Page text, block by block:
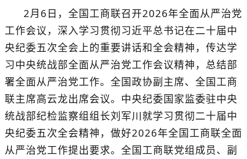
2月 6 日，全国工商联召开2026年全面从严治党
工作会议，深入学习贯彻习近平总书记在二十届中
央纪委五次全会上的重要讲话和全会精神 ， 传达学
习中央统战部全面从严治党工作会议精神，总结部
署全面从严治党工作。全国政协副主席、全国工商
联主席高云龙出席会议。 中央纪委国家监委驻中央
统战部纪检监察组组长刘军川就学习贯彻二十届中
央纪委五次全会精神，做好2026年全国工商联全面
从严治党工作提出要求。 全国工商联党组成员、副